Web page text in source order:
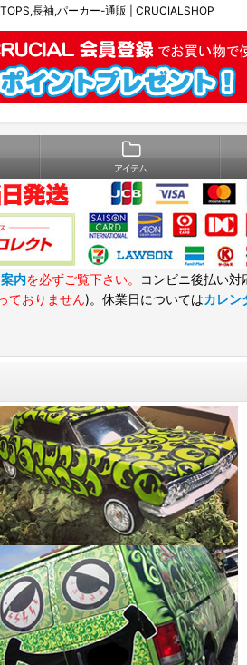
長袖,パーカー-通販 | CRUCIALSHOP
アイテム
内を必ずご覧下さい。
コンビニ後払い対
ておりません)。休業日についてはカレン